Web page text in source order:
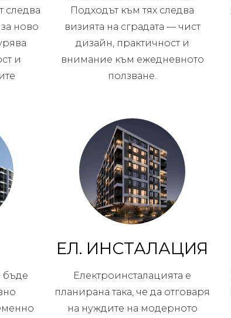
следва
ново
и
Подходът към тях следва
визията на сградата — чист
дизайн, практичност и
внимание към ежедневното
ползване.
бъде
ЕЛ. ИНСТАЛАЦИЯ
Електроинсталацията е
планирана така, че да отговаря
на нуждите на модерното